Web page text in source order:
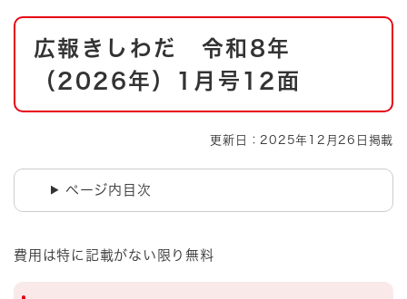
とじる
本
広報きしわだ 令和8年
（2026年）1月号12面
更新日：2025年12月26日掲載
ページ内目次
費用は特に記載がない限り無料